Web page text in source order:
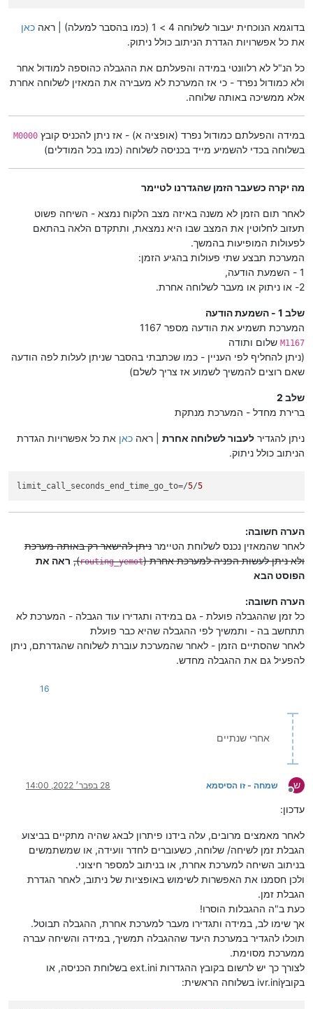
בדוגמא הנוכחית יעבור לשלוחה 4 > 1 (כמו בהסבר למעלה) | ראה
כאן
את כל אפשרויות הגדרת הניתוב כולל ניתוק.
כל הנ"ל לא רלוונטי במידה והפעלתם את ההגבלה כהוספה למודול אחר
ולא כמודול נפרד - כי אז המערכת לא מעבירה את המאזין לשלוחה אחרת
אלא ממשיכה באותה שלוחה.
במידה והפעלתם כמודול נפרד (אופציה א) - אז ניתן להכניס קובץ M0000
בשלוחה בכדי להשמיע מייד בכניסה לשלוחה (כמו בכל המודלים)
מה יקרה כשעבר הזמן שהגדרנו לטיימר
לאחר תום הזמן לא משנה באיזה מצב הלקוח נמצא - השיחה פשוט
תעזוב לחלוטין את המצב שבו היא נמצאת, ותתקדם הלאה בהתאם
לפעולות המופיעות בהמשך.
המערכת תבצע שתי פעולות בהגיע הזמן:
1 - השמעת הודעה,
2- או ניתוק או מעבר לשלוחה אחרת.
שלב 1 - השמעת הודעה
המערכת תשמיע את הודעה מספר 1167
M1167 שלום ותודה
(ניתן להחליף לפי העניין - כמו שכתבתי בהסבר שניתן לעלות לפה הודעה
שאם רוצים להמשיך לשמוע אז צריך לשלם)
שלב 2
ברירת מחדל - המערכת מנתקת
ניתן להגדיר לעבור לשלוחה אחרת | ראה כאן את כל אפשרויות הגדרת
הניתוב כולל ניתוק.
limit_call_seconds_end_time_go_to=/5/5
הערה חשובה:
לאחר שהמאזין נכנס לשלוחת הטיימר ניתן להישאר רק באותה מערכת
ולא ניתן לעשות הפניה למערכת אחרת (routing_yemot
), ראה את
הפוסט הבא
הערה חשובה:
כל זמן שההגבלה פועלת - גם במידה ותגדירו עוד הגבלה - המערכת לא
תתחשב בה - ותמשיך לפי ההגבלה שהיא כבר פועלת
לאחר שהסתיים הזמן - לאחר שהמערכת עוברת לשלוחה שהגדרתם, ניתן
להפעיל גם את ההגבלה מחדש.
16
אחרי שנתיים
ש
מנותק
שמחה - זו הסיסמא 28 בפבר׳ 2022, 14:00
עדכון:
לאחר מאמצים מרובים, עלה בידנו פיתרון לבאג שהיה מתקיים בביצוע
הגבלת זמן לשיחה/ שלוחה, כשעוברים לחדר וועידה, או שמשתמשים
בניתוב השיחה למערכת אחרת, או בניתוב למספר חיצוני.
ולכן חסמנו את האפשרות לשימוש באופציות של ניתוב, לאחר הגדרת
הגבלת זמן.
כעת ב"ה ההגבלות הוסרו!
אך שימו לב, במידה ותגדירו מעבר למערכת אחרת, ההגבלה תבוטל.
תוכלו להגדיר במערכת היעד שההגבלה תמשיך, במידה והשיחה עברה
ממערכת מסוימת.
לצורך כך יש לרשום בקובץ ההגדרות ext.ini בשלוחת הכניסה, או
בקובץivr.ini בשלוחה הראשית: